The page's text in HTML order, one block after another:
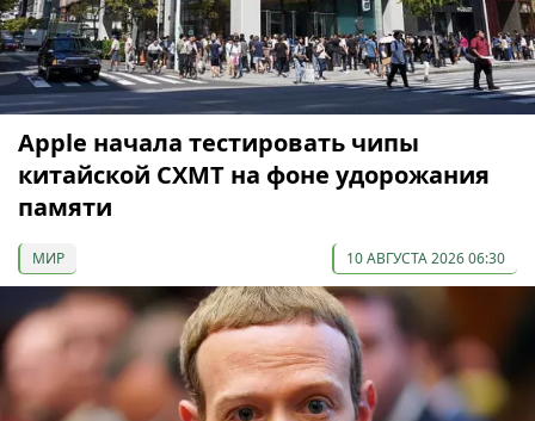
Apple начала тестировать чипы
китайской CXMT на фоне удорожания
памяти
МИР 10 АВГУСТА 2026 06:30